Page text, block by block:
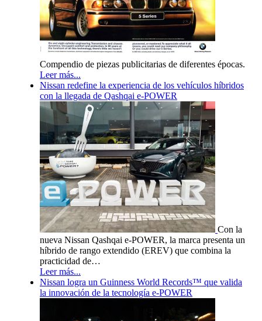
Compendio de piezas publicitarias de diferentes épocas.
Leer más...
Nissan redefine la experiencia de los vehículos híbridos
con la llegada de Qashqai e-POWER
Con la
nueva Nissan Qashqai e-POWER, la marca presenta un
híbrido de rango extendido (EREV) que combina la
practicidad de…
Leer más...
Nissan logra un Guinness World Records™ que valida
la innovación de la tecnología e-POWER